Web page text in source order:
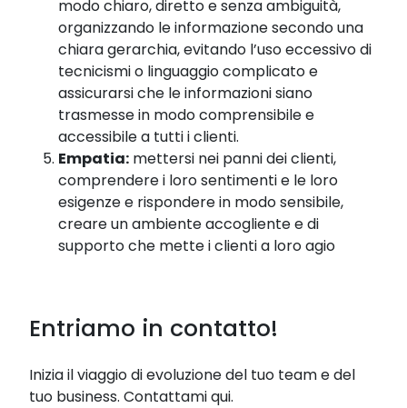
modo chiaro, diretto e senza ambiguità,
organizzando le informazione secondo una
chiara gerarchia, evitando l’uso eccessivo di
tecnicismi o linguaggio complicato e
assicurarsi che le informazioni siano
trasmesse in modo comprensibile e
accessibile a tutti i clienti.
Empatia: mettersi nei panni dei clienti,
comprendere i loro sentimenti e le loro
esigenze e rispondere in modo sensibile,
creare un ambiente accogliente e di
supporto che mette i clienti a loro agio
Entriamo in contatto!
Inizia il viaggio di evoluzione del tuo team e del
tuo business. Contattami qui.